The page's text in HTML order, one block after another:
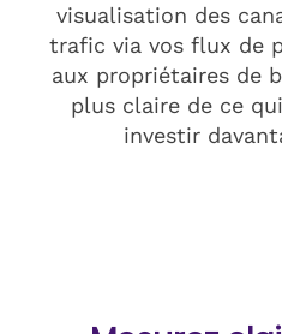
visualisation des
trafic via vos flux de
aux propriétaires de
plus claire de ce
investir